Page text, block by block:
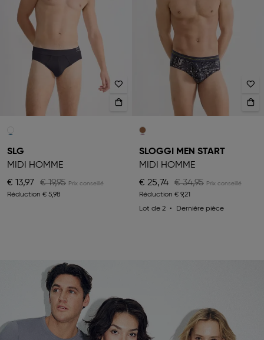
SLG
MIDI HOMME
€ 13,97
€ 19,95
Réduction € 5,98
SLOGGI MEN START
MIDI HOMME
€ 25,74
€ 34,95
Réduction € 9,21
Lot de 2
Dernière pièce